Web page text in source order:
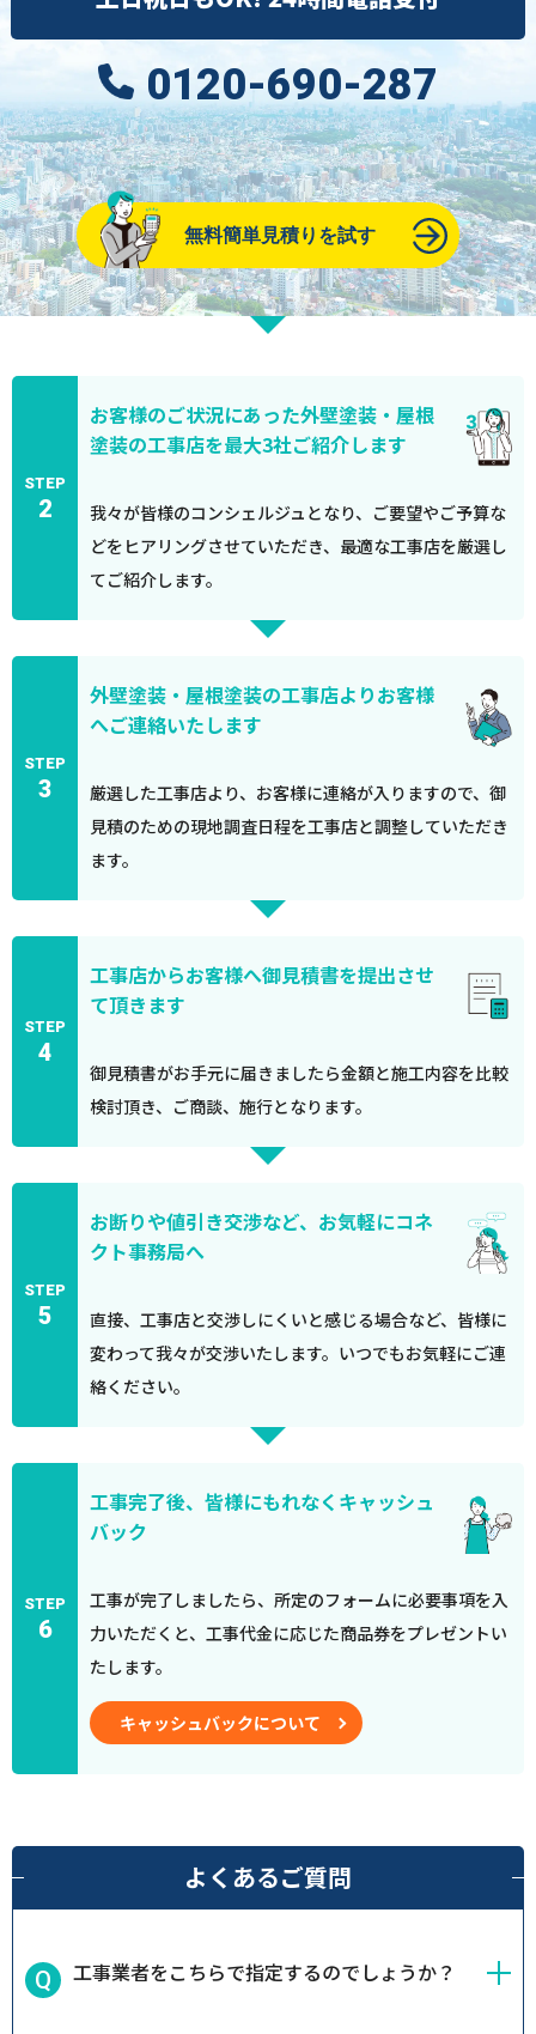
0120-690-287
無料簡単見積りを試す
STEP
2
お客様のご状況にあった外壁塗装・屋根
塗装の工事店を最大3社ご紹介します
我々が皆様のコンシェルジュとなり、ご要望やご予算な
どをヒアリングさせていただき、最適な工事店を厳選し
てご紹介します。
STEP
3
外壁塗装・屋根塗装の工事店よりお客様
へご連絡いたします
厳選した工事店より、お客様に連絡が入りますので、御
見積のための現地調査日程を工事店と調整していただき
ます。
STEP
4
工事店からお客様へ御見積書を提出させ
て頂きます
御見積書がお手元に届きましたら金額と施工内容を比較
検討頂き、ご商談、施行となります。
STEP
5
お断りや値引き交渉など、お気軽にコネ
クト事務局へ
直接、工事店と交渉しにくいと感じる場合など、皆様に
変わって我々が交渉いたします。いつでもお気軽にご連
絡ください。
STEP
6
工事完了後、皆様にもれなくキャッシュ
バック
工事が完了しましたら、所定のフォームに必要事項を入
力いただくと、工事代金に応じた商品券をプレゼントい
たします。
キャッシュバックについて
よくあるご質問
工事業者をこちらで指定するのでしょうか？